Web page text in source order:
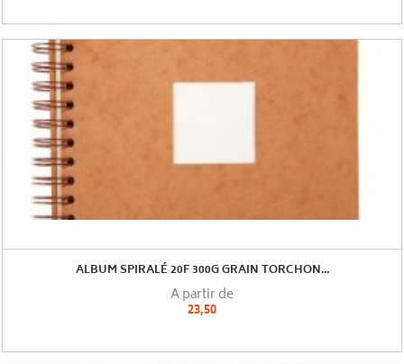
ALBUM SPIRALÉ 20F 300G GRAIN TORCHON...
A partir de
23,50